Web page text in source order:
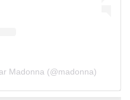
Madonna (@madonna)